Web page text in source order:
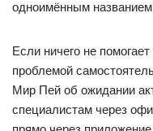
одноимённым
Если ничего не
проблемой
Мир Пей об ожидании
специалистам через